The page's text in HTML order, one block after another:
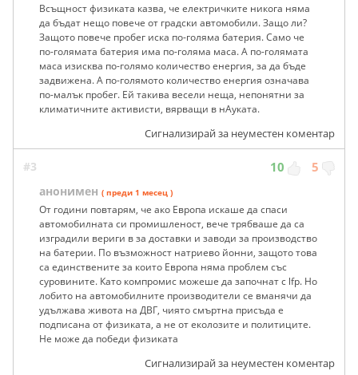
Всъщност физиката казва, че електричките никога няма
да бъдат нещо повече от градски автомобили. Защо ли?
Защото повече пробег иска по-голяма батерия. Само че
по-голямата батерия има по-голяма маса. А по-голямата
маса изисква по-голямо количество енергия, за да бъде
задвижена. А по-голямото количество енергия означава
по-малък пробег. Ей такива весели неща, непонятни за
климатичните активисти, вярващи в нАуката.
Сигнализирай за неуместен коментар
#3 10 5
анонимен ( преди 1 месец )
От години повтарям, че ако Европа искаше да спаси
автомобилната си промишленост, вече трябваше да са
изградили вериги в за доставки и заводи за производство
на батерии. По възможност натриево йонни, защото това
са единствените за които Европа няма проблем със
суровините. Като компромис можеше да започнат с lfp. Но
лобито на автомобилните производители се вманячи да
удължава живота на ДВГ, чиято смъртна присъда е
подписана от физиката, а не от еколозите и политиците.
Не може да победи физиката
Сигнализирай за неуместен коментар